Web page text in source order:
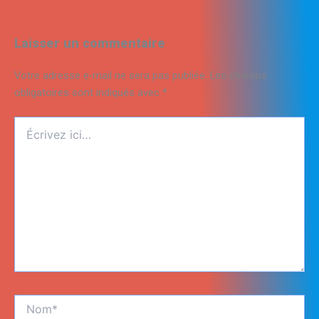
Laisser un commentaire
Votre adresse e-mail ne sera pas publiée. Les champs
obligatoires sont indiqués avec *
ici…